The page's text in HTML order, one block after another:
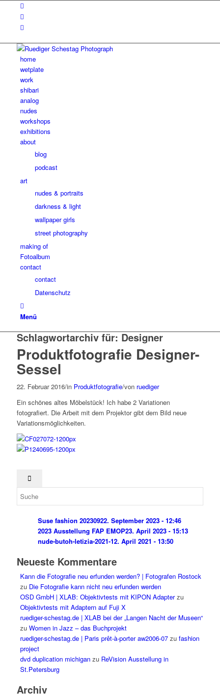
home
wetplate
work
shibari
analog
nudes
workshops
exhibitions
about
blog
podcast
art
nudes & portraits
darkness & light
wallpaper girls
street photography
making of
Fotoalbum
contact
contact
Datenschutz
Menü
Schlagwortarchiv für: Designer
Produktfotografie Designer-
Sessel
22. Februar 2016/in Produktfotografie/von ruediger
Ein schönes altes Möbelstück! Ich habe 2 Variationen
fotografiert. Die Arbeit mit dem Projektor gibt dem Bild neue
Variationsmöglichkeiten.
Suse fashion 20230922. September 2023 - 12:46
2023 Ausstellung FAP EMOP23. April 2023 - 15:13
nude-butoh-letizia-2021-12. April 2021 - 13:50
Neueste Kommentare
Kann die Fotografie neu erfunden werden? | Fotografen Rostock
zu Die Fotografie kann nicht neu erfunden werden
OSD GmbH | XLAB: Objektivtests mit KIPON Adapterzu
Objektivtests mit Adaptern auf Fuji X
ruediger-schestag.de | XLAB bei der „Langen Nacht der Museen“
zu Women in Jazz – das Buchprojekt
ruediger-schestag.de | Paris prêt-à-porter aw2006-07zu fashion
project
dvd duplication michiganzu ReVision Ausstellung in
St.Petersburg
Archiv